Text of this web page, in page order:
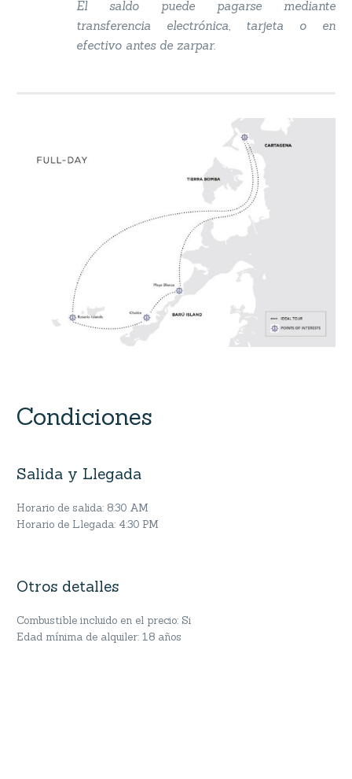
El saldo puede pagarse mediante
transferencia electrónica, tarjeta o en
efectivo antes de zarpar.
Condiciones
Salida y Llegada
Horario de salida: 8:30 AM
Horario de Llegada: 4:30 PM
Otros detalles
Combustible incluido en el precio: Si
Edad mínima de alquiler: 18 años